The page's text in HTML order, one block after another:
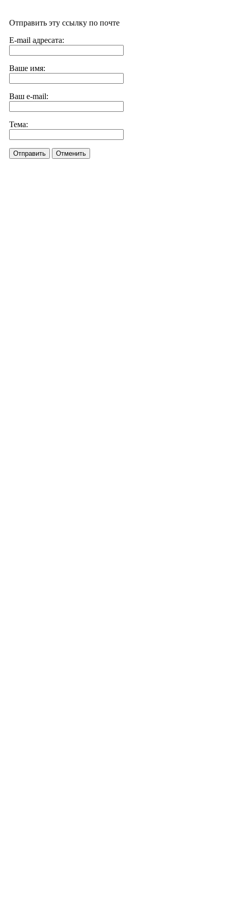
Отправить эту ссылку по почте
E-mail адресата:
Ваше имя:
Ваш e-mail:
Тема:
Отправить Отменить